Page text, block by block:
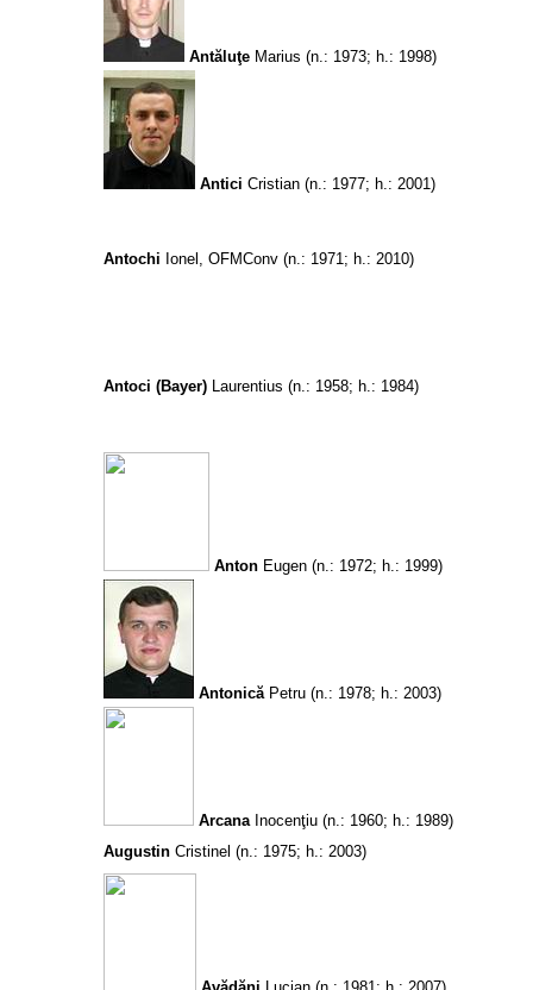
AntăluţeMarius (n.: 1973; h.: 1998)
Antici Cristian (n.: 1977; h.: 2001)
Antochi Ionel, OFMConv (n.: 1971; h.: 2010)
Antoci (Bayer)Laurentius (n.: 1958; h.: 1984)
AntonEugen(n.: 1972; h.: 1999)
AntonicăPetru (n.: 1978; h.: 2003)
ArcanaInocenţiu (n.: 1960; h.: 1989)
AugustinCristinel (n.: 1975; h.: 2003)